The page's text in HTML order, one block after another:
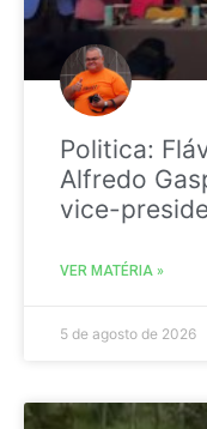
Politica:
Alfredo
vice-
VER MATÉRIA »
5 de agosto de 2026